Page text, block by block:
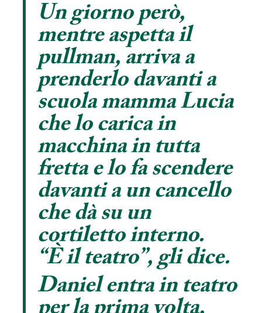
Un giorno però,
mentre aspetta il
pullman, arriva a
prenderlo davanti a
scuola mamma Lucia
che lo carica in
macchina in tutta
fretta e lo fa scendere
davanti a un cancello
che dà su un
cortiletto interno.
“È il teatro”, gli dice.
Daniel entra in teatro